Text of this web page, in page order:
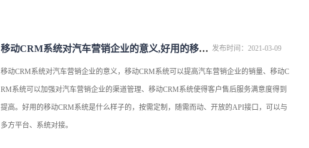
移动CRM系统对汽车营销企业的意义,好用的移动CRM系统是什么样子的 发布时间：2021-03-09
移动CRM系统对汽车营销企业的意义，移动CRM系统可以提高汽车营销企业的销量、移动C
RM系统可以加强对汽车营销企业的渠道管理、移动CRM系统使得客户售后服务满意度得到
提高。好用的移动CRM系统是什么样子的，按需定制，随需而动、开放的API接口，可以与
多方平台、系统对接。